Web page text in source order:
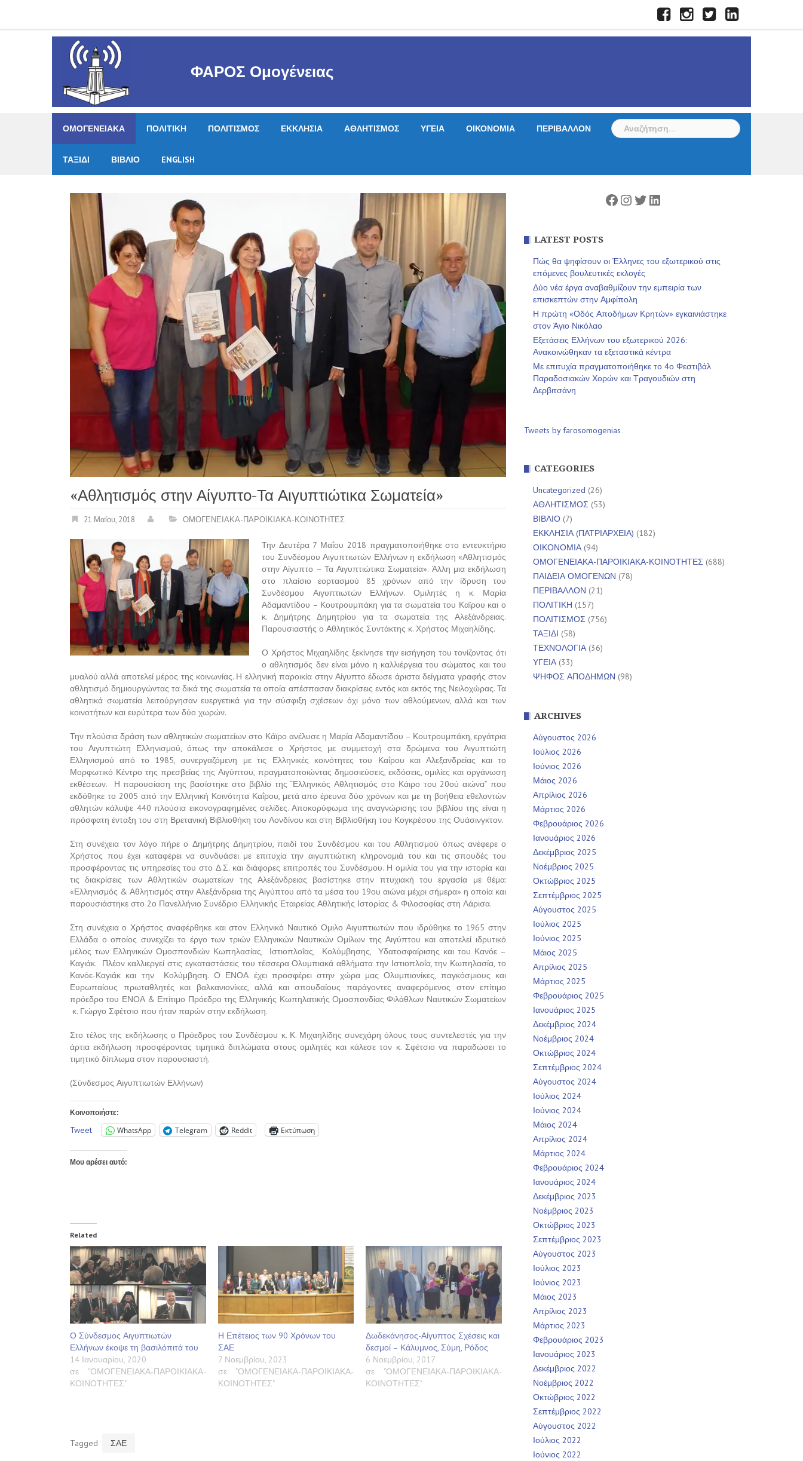
FacebookInstagramTwitterLinkedIn
ΦΑΡΟΣ Ομογένειας
ΟΜΟΓΕΝΕΙΑΚΑ ΠΟΛΙΤΙΚΗ ΠΟΛΙΤΙΣΜΟΣ ΕΚΚΛΗΣΙΑ ΑΘΛΗΤΙΣΜΟΣ ΥΓΕΙΑ ΟΙΚΟΝΟΜΙΑ ΠΕΡΙΒΑΛΛΟΝ
ΤΑΞΙΔΙ ΒΙΒΛΙΟ ENGLISH
Αναζήτηση
για:
«Αθλητισμός στην Αίγυπτο-Τα Αιγυπτιώτικα Σωματεία»
21 Μαΐου, 2018 ΟΜΟΓΕΝΕΙΑΚΑ-ΠΑΡΟΙΚΙΑΚΑ-ΚΟΙΝΟΤΗΤΕΣ
Την Δευτέρα 7 Μαΐου 2018 πραγματοποιήθηκε στο εντευκτήριο
του Συνδέσμου Αιγυπτιωτών Ελλήνων η εκδήλωση «Αθλητισμός
στην Αίγυπτο – Τα Αιγυπτιώτικα Σωματεία». Άλλη μια εκδήλωση
στο πλαίσιο εορτασμού 85 χρόνων από την ίδρυση του
Συνδέσμου Αιγυπτιωτών Ελλήνων. Ομιλητές η κ. Μαρία
Αδαμαντίδου – Κουτρουμπάκη για τα σωματεία του Καϊρου και ο
κ. Δημήτρης Δημητρίου για τα σωματεία της Αλεξάνδρειας.
Παρουσιαστής ο Αθλητικός Συντάκτης κ. Χρήστος Μιχαηλίδης.
Ο Χρήστος Μιχαηλίδης ξεκίνησε την εισήγηση του τονίζοντας ότι
ο αθλητισμός δεν είναι μόνο η καλλιέργεια του σώματος και του
μυαλού αλλά αποτελεί μέρος της κοινωνίας. Η ελληνική παροικία στην Αίγυπτο έδωσε άριστα δείγματα γραφής στον
αθλητισμό δημιουργώντας τα δικά της σωματεία τα οποία απέσπασαν διακρίσεις εντός και εκτός της Νειλοχώρας. Τα
αθλητικά σωματεία λειτούργησαν ευεργετικά για την σύσφιξη σχέσεων όχι μόνο των αθλούμενων, αλλά και των
κοινοτήτων και ευρύτερα των δύο χωρών.
Την πλούσια δράση των αθλητικών σωματείων στο Κάϊρο ανέλυσε η Μαρία Αδαμαντίδου – Κουτρουμπάκη, εργάτρια
του Αιγυπτιώτη Ελληνισμού, όπως την αποκάλεσε ο Χρήστος με συμμετοχή στα δρώμενα του Αιγυπτιώτη
Ελληνισμού από το 1985, συνεργαζόμενη με τις Ελληνικές κοινότητες του Καΐρου και Αλεξανδρείας και το
Μορφωτικό Κέντρο της πρεσβείας της Αιγύπτου, πραγματοποιώντας δημοσιεύσεις, εκδόσεις, ομιλίες και οργάνωση
εκθέσεων.
Η παρουσίαση της βασίστηκε στο βιβλίο της “Ελληνικός Αθλητισμός στο Κάιρο του 20ού αιώνα” που
εκδόθηκε το 2005 από την Ελληνική Κοινότητα Καΐρου, μετά απο έρευνα δύο χρόνων και με τη βοήθεια εθελοντών
αθλητών κάλυψε 440 πλούσια εικονογραφημένες σελίδες. Αποκορύφωμα της αναγνώρισης του βιβλίου της είναι η
πρόσφατη ένταξη του στη Βρετανική Βιβλιοθήκη του Λονδίνου και στη Βιβλιοθήκη του Κογκρέσου της Ουάσινγκτον.
Στη συνέχεια τον λόγο πήρε ο Δημήτρης Δημητρίου, παιδί του Συνδέσμου και του Αθλητισμού όπως ανέφερε ο
Χρήστος που έχει καταφέρει να συνδυάσει με επιτυχία την αιγυπτιώτικη κληρονομιά του και τις σπουδές του
προσφέροντας τις υπηρεσίες του στο Δ.Σ. και διάφορες επιτροπές του Συνδέσμου. Η ομιλία του για την ιστορία και
τις διακρίσεις των Αθλητικών σωματείων της Αλεξάνδρειας βασίστηκε στην πτυχιακή του εργασία με θέμα:
«Ελληνισμός & Αθλητισμός στην Αλεξάνδρεια της Αιγύπτου από τα μέσα του 19ου αιώνα μέχρι σήμερα» η οποία και
παρουσιάστηκε στο 2ο Πανελλήνιο Συνέδριο Ελληνικής Εταιρείας Αθλητικής Ιστορίας & Φιλοσοφίας στη Λάρισα.
Στη συνέχεια ο Χρήστος αναφέρθηκε και στον Ελληνικό Ναυτικό Ομιλο Αιγυπτιωτών που ιδρύθηκε το 1965 στην
Ελλάδα ο οποίος συνεχίζει το έργο των τριών Ελληνικών Ναυτικών Ομίλων της Αιγύπτου και αποτελεί ιδρυτικό
μέλος των Ελληνικών Ομοσπονδιών Κωπηλασίας,
Ιστιοπλοΐας, Κολύμβησης,
Υδατοσφαίρισης και του Κανόε –
Καγιάκ.
Πλέον καλλιεργεί στις εγκαταστάσεις του τέσσερα Ολυμπιακά αθλήματα την Ιστιοπλοΐα, την Κωπηλασία, το
Κανόε-Καγιάκ και την
Κολύμβηση. Ο ΕΝΟΑ έχει προσφέρει στην χώρα μας Ολυμπιονίκες, παγκόσμιους και
Ευρωπαίους πρωταθλητές και βαλκανιονίκες, αλλά και σπουδαίους παράγοντες αναφερόμενος στον επίτιμο
πρόεδρο του ΕΝΟΑ & Επίτιμο Πρόεδρο της Ελληνικής Κωπηλατικής Ομοσπονδίας Φιλάθλων Ναυτικών Σωματείων
κ. Γιώργο Σφέτσιο που ήταν παρών στην εκδήλωση.
Στο τέλος της εκδήλωσης ο Πρόεδρος του Συνδέσμου κ. Κ. Μιχαηλίδης συνεχάρη όλους τους συντελεστές για την
άρτια εκδήλωση προσφέροντας τιμητικά διπλώματα στους ομιλητές και κάλεσε τον κ. Σφέτσιο να παραδώσει το
τιμητικό δίπλωμα στον παρουσιαστή.
(Σύνδεσμος Αιγυπτιωτών Ελλήνων)
Κοινοποιήστε:
Tweet WhatsApp Telegram Reddit Εκτύπωση
Μου αρέσει αυτό:
Related
Ο Σύνδεσμος Αιγυπτιωτών
Ελλήνων έκοψε τη βασιλόπιτά του
14 Ιανουαρίου, 2020
σε "ΟΜΟΓΕΝΕΙΑΚΑ-ΠΑΡΟΙΚΙΑΚΑ-
ΚΟΙΝΟΤΗΤΕΣ"
Η Επέτειος των 90 Χρόνων του
ΣΑΕ
7 Νοεμβρίου, 2023
σε "ΟΜΟΓΕΝΕΙΑΚΑ-ΠΑΡΟΙΚΙΑΚΑ-
ΚΟΙΝΟΤΗΤΕΣ"
Δωδεκάνησος-Αίγυπτος Σχέσεις και
δεσμοί – Κάλυμνος, Σύμη, Ρόδος
6 Νοεμβρίου, 2017
σε "ΟΜΟΓΕΝΕΙΑΚΑ-ΠΑΡΟΙΚΙΑΚΑ-
ΚΟΙΝΟΤΗΤΕΣ"
Tagged ΣΑΕ
Facebook
Instagram
Twitter
Linkedin
LATEST POSTS
Πώς θα ψηφίσουν οι Έλληνες του εξωτερικού στις
επόμενες βουλευτικές εκλογές
Δύο νέα έργα αναβαθμίζουν την εμπειρία των
επισκεπτών στην Αμφίπολη
Η πρώτη «Οδός Αποδήμων Κρητών» εγκαινιάστηκε
στον Άγιο Νικόλαο
Εξετάσεις Ελλήνων του εξωτερικού 2026:
Ανακοινώθηκαν τα εξεταστικά κέντρα
Με επιτυχία πραγματοποιήθηκε το 4ο Φεστιβάλ
Παραδοσιακών Χορών και Τραγουδιών στη
Δερβιτσάνη
Tweets by farosomogenias
CATEGORIES
Uncategorized (26)
ΑΘΛΗΤΙΣΜΟΣ (53)
ΒΙΒΛΙΟ (7)
ΕΚΚΛΗΣΙΑ (ΠΑΤΡΙΑΡΧΕΙΑ) (182)
ΟΙΚΟΝΟΜΙΑ(94)
ΟΜΟΓΕΝΕΙΑΚΑ-ΠΑΡΟΙΚΙΑΚΑ-ΚΟΙΝΟΤΗΤΕΣ (688)
ΠΑΙΔΕΙΑ ΟΜΟΓΕΝΩΝ (78)
ΠΕΡΙΒΑΛΛΟΝ (21)
ΠΟΛΙΤΙΚΗ (157)
ΠΟΛΙΤΙΣΜΟΣ (756)
ΤΑΞΙΔΙ (58)
ΤΕΧΝΟΛΟΓΙΑ(36)
ΥΓΕΙΑ(33)
ΨΗΦΟΣ ΑΠΟΔΗΜΩΝ (98)
ARCHIVES
Αύγουστος 2026
Ιούλιος 2026
Ιούνιος 2026
Μάιος 2026
Απρίλιος 2026
Μάρτιος 2026
Φεβρουάριος 2026
Ιανουάριος 2026
Δεκέμβριος 2025
Νοέμβριος 2025
Οκτώβριος 2025
Σεπτέμβριος 2025
Αύγουστος 2025
Ιούλιος 2025
Ιούνιος 2025
Μάιος 2025
Απρίλιος 2025
Μάρτιος 2025
Φεβρουάριος 2025
Ιανουάριος 2025
Δεκέμβριος 2024
Νοέμβριος 2024
Οκτώβριος 2024
Σεπτέμβριος 2024
Αύγουστος 2024
Ιούλιος 2024
Ιούνιος 2024
Μάιος 2024
Απρίλιος 2024
Μάρτιος 2024
Φεβρουάριος 2024
Ιανουάριος 2024
Δεκέμβριος 2023
Νοέμβριος 2023
Οκτώβριος 2023
Σεπτέμβριος 2023
Αύγουστος 2023
Ιούλιος 2023
Ιούνιος 2023
Μάιος 2023
Απρίλιος 2023
Μάρτιος 2023
Φεβρουάριος 2023
Ιανουάριος 2023
Δεκέμβριος 2022
Νοέμβριος 2022
Οκτώβριος 2022
Σεπτέμβριος 2022
Αύγουστος 2022
Ιούλιος 2022
Ιούνιος 2022